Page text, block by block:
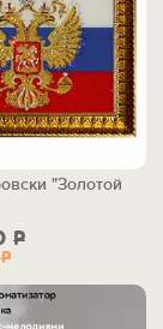
Р
Р
"Золотой